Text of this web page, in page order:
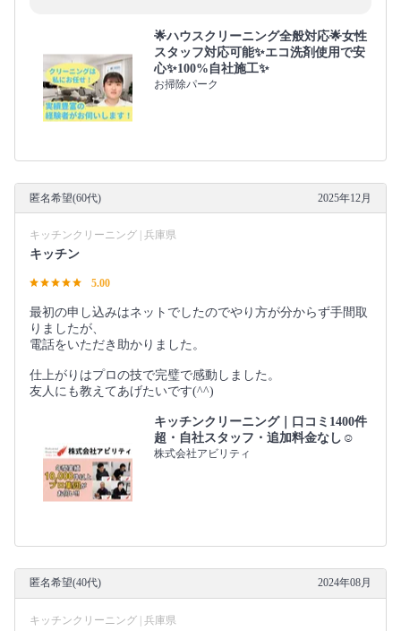
🌟ハウスクリーニング全般対応🌟女性
スタッフ対応可能✨エコ洗剤使用で安
心✨100%自社施工✨
お掃除パーク
匿名希望(60代) 2025年12月
キッチンクリーニング | 兵庫県
キッチン
5.00
最初の申し込みはネットでしたのでやり方が分からず手間取
りましたが、
電話をいただき助かりました。
仕上がりはプロの技で完璧で感動しました。
友人にも教えてあげたいです(^^)
キッチンクリーニング｜口コミ1400件
超・自社スタッフ・追加料金なし☺️
株式会社アビリティ
匿名希望(40代) 2024年08月
キッチンクリーニング | 兵庫県